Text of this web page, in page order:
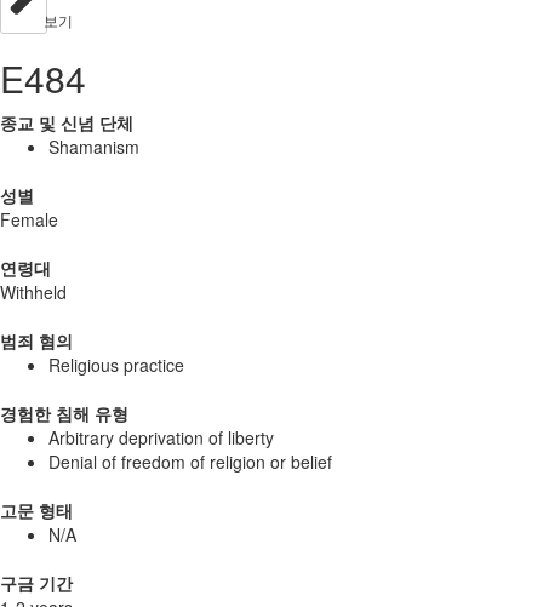
보기
E484
종교 및 신념 단체
Shamanism
성별
Female
연령대
Withheld
범죄 혐의
Religious practice
경험한 침해 유형
Arbitrary deprivation of liberty
Denial of freedom of religion or belief
고문 형태
N/A
구금 기간